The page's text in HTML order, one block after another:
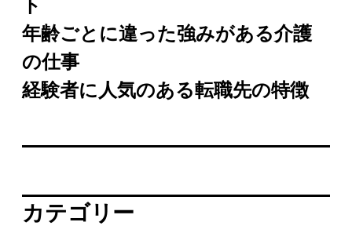
ト
年齢ごとに違った強みがある介護
の仕事
経験者に人気のある転職先の特徴
カテゴリー